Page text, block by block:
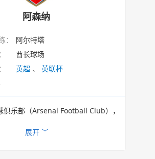
阿森纳
：
阿尔特塔
酋长球场
英超 、 英联杯
俱乐部（Arsenal Football Club），
英格兰顶级联赛英格兰超级联赛二十
收起 ︿
展开 ﹀